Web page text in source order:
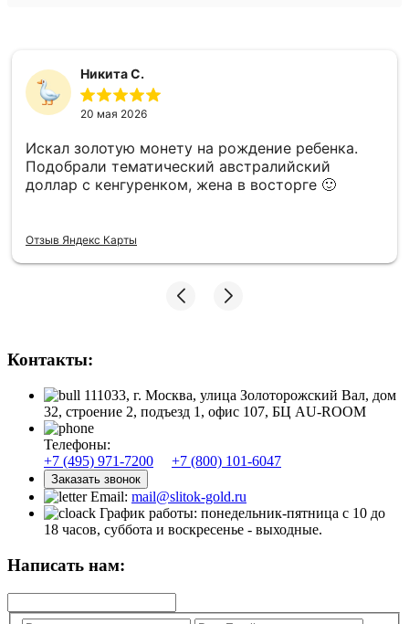
Никита С.
20 мая 2026
Искал золотую монету на рождение ребенка.
Подобрали тематический австралийский
доллар с кенгуренком, жена в восторге 🙂
Отзыв Яндекс Карты
Контакты:
111033, г. Москва, улица Золоторожский Вал, дом
32, строение 2, подъезд 1, офис 107, БЦ AU-ROOM
Телефоны:
+7 (495) 971-7200
+7 (800) 101-6047
Заказать звонок
Email: mail@slitok-gold.ru
График работы: понедельник-пятница с 10 до
18 часов, суббота и воскресенье - выходные.
Написать нам: